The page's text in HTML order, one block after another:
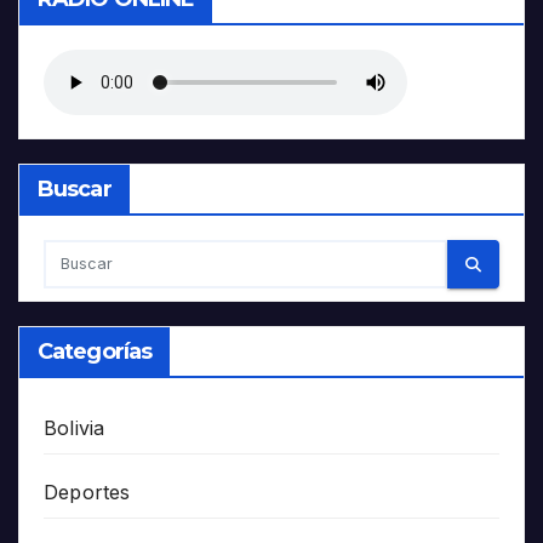
Buscar
Categorías
Bolivia
Deportes